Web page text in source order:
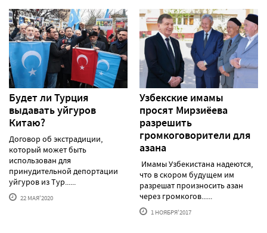
Будет ли Турция
выдавать уйгуров
Китаю?
Договор об экстрадиции,
который может быть
использован для
принудительной депортации
уйгуров из Тур......
22 МАЯ'2020
Узбекские имамы
просят Мирзиёева
разрешить
громкоговорители для
азана
Имамы Узбекистана надеются,
что в скором будущем им
разрешат произносить азан
через громкогов......
1 НОЯБРЯ'2017